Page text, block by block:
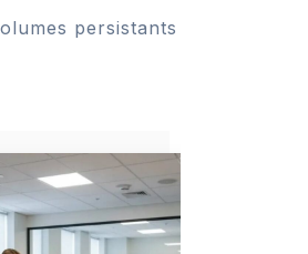
persistants permettent